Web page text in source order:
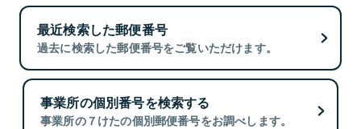
最近検索した郵便番号
過去に検索した郵便番号をご覧いただけます。
事業所の個別番号を検索する
事業所の７けたの個別郵便番号をお調べします。